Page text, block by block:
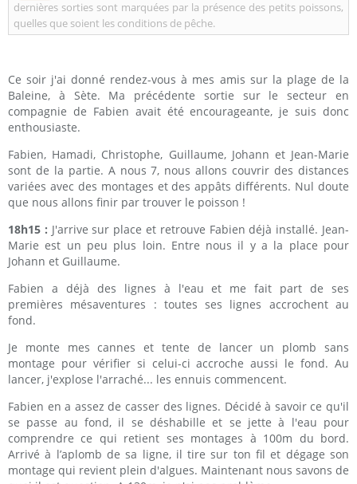
dernières sorties sont marquées par la présence des petits poissons,
quelles que soient les conditions de pêche.
Ce soir j'ai donné rendez-vous à mes amis sur la plage de la
Baleine, à Sète. Ma précédente sortie sur le secteur en
compagnie de Fabien avait été encourageante, je suis donc
enthousiaste.
Fabien, Hamadi, Christophe, Guillaume, Johann et Jean-Marie
sont de la partie. A nous 7, nous allons couvrir des distances
variées avec des montages et des appâts différents. Nul doute
que nous allons finir par trouver le poisson !
18h15 : J'arrive sur place et retrouve Fabien déjà installé. Jean-
Marie est un peu plus loin. Entre nous il y a la place pour
Johann et Guillaume.
Fabien a déjà des lignes à l'eau et me fait part de ses
premières mésaventures : toutes ses lignes accrochent au
fond.
Je monte mes cannes et tente de lancer un plomb sans
montage pour vérifier si celui-ci accroche aussi le fond. Au
lancer, j'explose l'arraché... les ennuis commencent.
Fabien en a assez de casser des lignes. Décidé à savoir ce qu'il
se passe au fond, il se déshabille et se jette à l'eau pour
comprendre ce qui retient ses montages à 100m du bord.
Arrivé à l’aplomb de sa ligne, il tire sur ton fil et dégage son
montage qui revient plein d'algues. Maintenant nous savons de